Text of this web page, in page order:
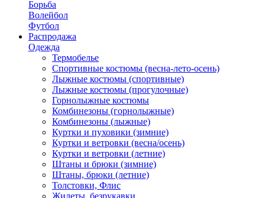
Борьба
Волейбол
Футбол
Распродажа
Одежда
Термобелье
Спортивные костюмы (весна-лето-осень)
Лыжные костюмы (спортивные)
Лыжные костюмы (прогулочные)
Горнолыжные костюмы
Комбинезоны (горнолыжные)
Комбинезоны (лыжные)
Куртки и пуховики (зимние)
Куртки и ветровки (весна/осень)
Куртки и ветровки (летние)
Штаны и брюки (зимние)
Штаны, брюки (летние)
Толстовки, Флис
Жилеты, безрукавки